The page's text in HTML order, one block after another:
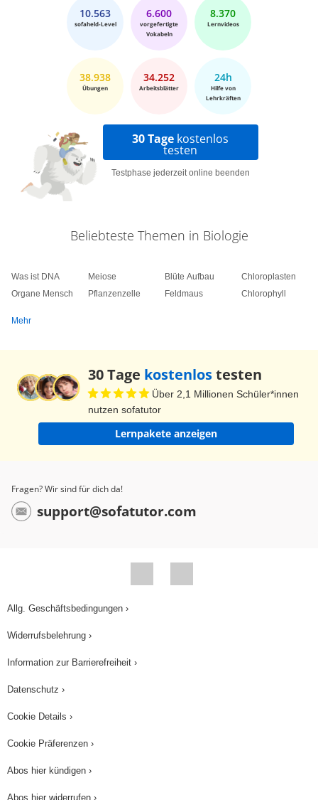
10.563
sofaheld-Level
6.600
vorgefertigte
Vokabeln
8.370
Lernvideos
38.938
Übungen
34.252
Arbeitsblätter
24h
Hilfe von
Lehrkräften
30 Tage kostenlos
testen
Testphase jederzeit online beenden
Beliebteste Themen in Biologie
Was ist DNA
Organe Mensch
Meiose
Pflanzenzelle
Blüte Aufbau
Feldmaus
Chloroplasten
Chlorophyll
Mehr
30 Tage kostenlostesten
Über 2,1 Millionen Schüler*innen
nutzen sofatutor
Lernpakete anzeigen
Fragen? Wir sind für dich da!
support@sofatutor.com
Allg. Geschäftsbedingungen ›
Widerrufsbelehrung ›
Information zur Barrierefreiheit ›
Datenschutz ›
Cookie Details ›
Cookie Präferenzen ›
Abos hier kündigen ›
Abos hier widerrufen ›